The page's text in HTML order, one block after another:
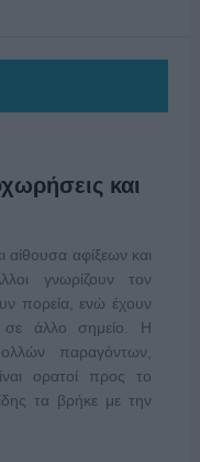
και
αφίξεων και
γνωρίζουν τον
πορεία, ενώ έχουν
σε άλλο σημείο. Η
παραγόντων,
ορατοί προς το
τα βρήκε με την